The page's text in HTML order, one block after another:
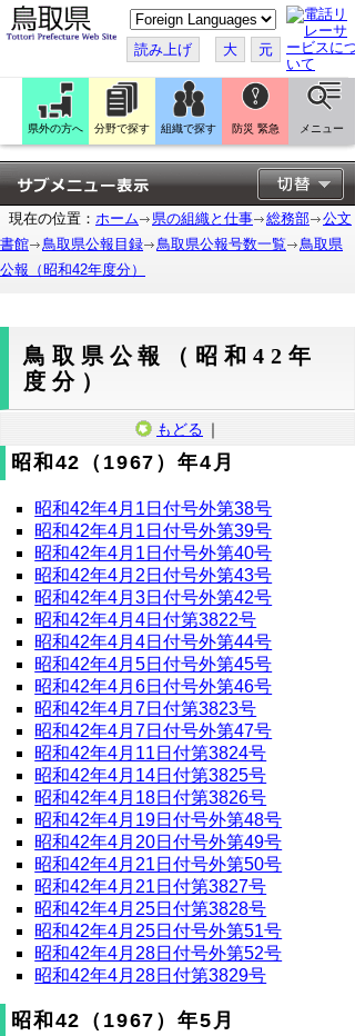
こ
の
ペ
ー
ジ
翻
訳
す
る
読み上げ 大 元
県外の方へ 分野で探す 組織で探す 防災 緊急 メニュー
現在の位置： ホーム 県の組織と仕事 総務部
公文
書館
鳥取県公報目録 鳥取県公報号数一覧
鳥取県
公報（昭和42年度分）
鳥取県公報（昭和42年
度分）
もどる ｜
昭和42（1967）年4月
昭和42年4月1日付号外第38号
昭和42年4月1日付号外第39号
昭和42年4月1日付号外第40号
昭和42年4月2日付号外第43号
昭和42年4月3日付号外第42号
昭和42年4月4日付第3822号
昭和42年4月4日付号外第44号
昭和42年4月5日付号外第45号
昭和42年4月6日付号外第46号
昭和42年4月7日付第3823号
昭和42年4月7日付号外第47号
昭和42年4月11日付第3824号
昭和42年4月14日付第3825号
昭和42年4月18日付第3826号
昭和42年4月19日付号外第48号
昭和42年4月20日付号外第49号
昭和42年4月21日付号外第50号
昭和42年4月21日付第3827号
昭和42年4月25日付第3828号
昭和42年4月25日付号外第51号
昭和42年4月28日付号外第52号
昭和42年4月28日付第3829号
昭和42（1967）年5月